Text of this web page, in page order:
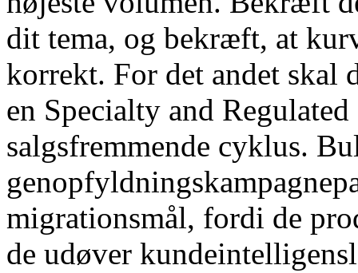
dit tema, og bekræft, at
korrekt. For det andet skal
en Specialty and
salgsfremmende cyklus.
migrationsmål, fordi de
de udøver